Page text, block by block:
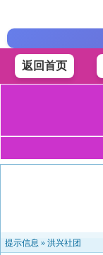
返回首页
提示信息 » 洪兴社团